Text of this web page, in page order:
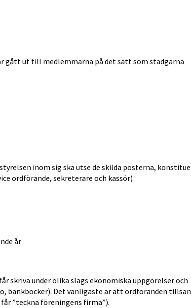
gått ut till medlemmarna på det sätt som stadgarna
inom sig ska utse de skilda posterna,
ordförande, sekreterare och kassör)
år
skriva under olika slags ekonomiska uppgörelser och
bankböcker). Det vanligaste är att ordföranden
”teckna föreningens firma”).